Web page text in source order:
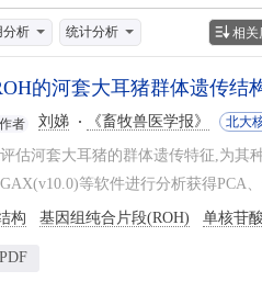
分析 统计分析 相关
的河套大耳猪群体遗传结
者 刘娣 《畜牧兽医学报》 北大
估河套大耳猪的群体遗传特征,为其
等软件进行分析获得PCA
构 基因组纯合片段(ROH) 单核苷